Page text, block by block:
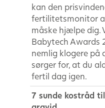
kan den
fertilitetsmonitor
måske hjælpe dig.
Babytech Awards
nemlig klogere på
sørger for, at du
fertil dag igen.
7 sunde kostråd